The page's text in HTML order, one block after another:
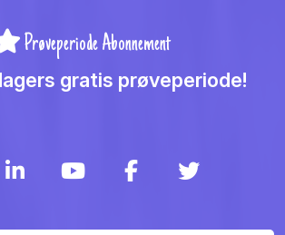
Prøveperiode Abonnement
gratis prøveperiode!